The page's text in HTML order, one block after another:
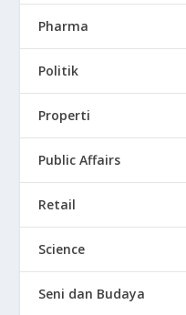
Pharma
Politik
Properti
Public Affairs
Retail
Science
Seni dan Budaya